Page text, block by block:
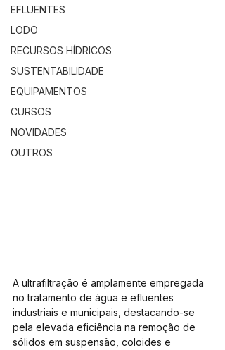
EFLUENTES
LODO
RECURSOS HÍDRICOS
SUSTENTABILIDADE
EQUIPAMENTOS
CURSOS
NOVIDADES
OUTROS
A ultrafiltração é amplamente empregada
no tratamento de água e efluentes
industriais e municipais, destacando-se
pela elevada eficiência na remoção de
sólidos em suspensão, coloides e